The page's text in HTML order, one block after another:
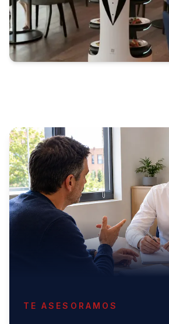
TE ASESORAMOS